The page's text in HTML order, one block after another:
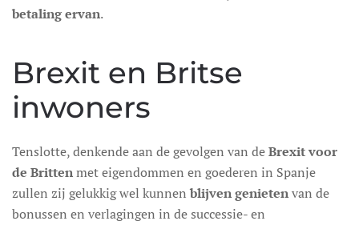
betaling ervan.
Brexit en Britse
inwoners
Tenslotte, denkende aan de gevolgen van deBrexit voor
de Brittenmet eigendommen en goederen in Spanje
zullen zij gelukkig wel kunnen blijven genietenvan de
bonussen en verlagingen in de successie- en